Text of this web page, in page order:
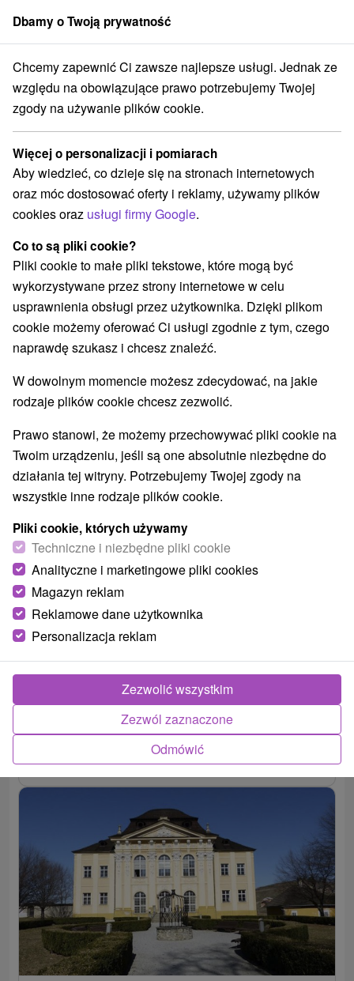
członek grupySorger
Atrakcje na Słowacji Zamki Hnilecké vrchy
Zamki Hnilecké vrchy
Kategorie
Wszystkie kategorie
Jeziora, jeziora, zbiorniki wodne(1)
Atrakcje turystyczne (2)
Zabytki techniki(1) Zamki, pałace, ruiny(1)
Skanseny (1) Zamki(2) Obiekty architektoniczne
Ośrodek narciarski(1) Parki miejskie i zamkowe(1)
Túry a turistické chodníky (1)
Markušovce
Dwór Markušovce
Košický kraj -Markušovce
POKAZ
Dbamy o Twoją prywatność
Chcemy zapewnić Ci zawsze najlepsze usługi. Jednak ze
względu na obowiązujące prawo potrzebujemy Twojej
zgody na używanie plików cookie.
Więcej o personalizacji i pomiarach
Aby wiedzieć, co dzieje się na stronach internetowych
oraz móc dostosować oferty i reklamy, używamy plików
cookies oraz usługi firmy Google.
Co to są pliki cookie?
Pliki cookie to małe pliki tekstowe, które mogą być
wykorzystywane przez strony internetowe w celu
usprawnienia obsługi przez użytkownika. Dzięki plikom
cookie możemy oferować Ci usługi zgodnie z tym, czego
naprawdę szukasz i chcesz znaleźć.
W dowolnym momencie możesz zdecydować, na jakie
rodzaje plików cookie chcesz zezwolić.
Prawo stanowi, że możemy przechowywać pliki cookie na
Twoim urządzeniu, jeśli są one absolutnie niezbędne do
działania tej witryny. Potrzebujemy Twojej zgody na
wszystkie inne rodzaje plików cookie.
Pliki cookie, których używamy
Techniczne i niezbędne pliki cookie
Analityczne i marketingowe pliki cookies
Magazyn reklam
Reklamowe dane użytkownika
Personalizacja reklam
Odmówić
Zezwól zaznaczone
Zezwolić wszystkim